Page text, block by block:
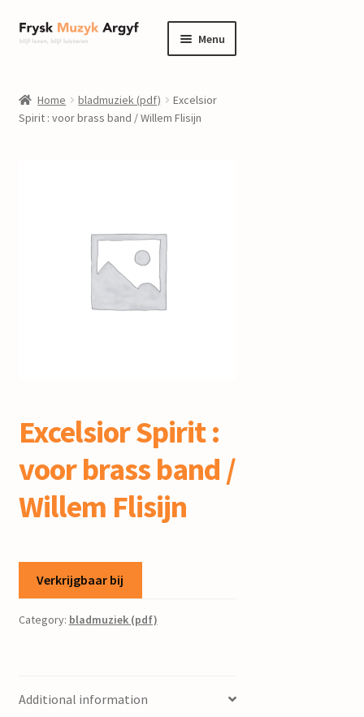
Ga
door
navigatie
Ga
naar
inhoud
Menu
informatie
Home bladmuziek (pdf)
Excelsior
Spirit : voor brass band / Willem Flisijn
Excelsior Spirit :
voor brass band /
Willem Flisijn
Verkrijgbaar bij
Category: bladmuziek (pdf)
Additional information